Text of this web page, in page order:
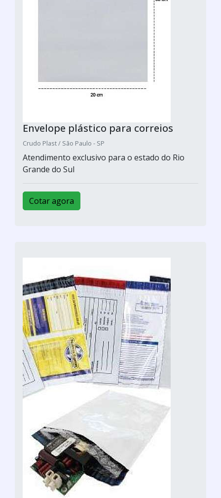
Envelope plástico para correios
Crudo Plast / São Paulo - SP
Atendimento exclusivo para o estado do Rio
Grande do Sul
Cotar agora